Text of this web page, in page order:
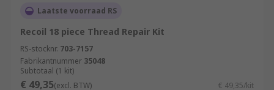
Laatste voorraad RS
Recoil 18 piece Thread Repair Kit
RS-stocknr. 703-7157
Fabrikantnummer 35048
Subtotaal (1 kit)
€ 49,35(excl. BTW) € 49,35/kit